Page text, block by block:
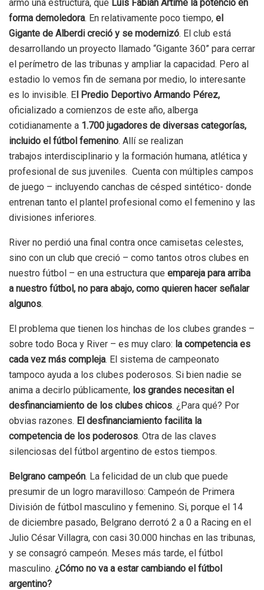
armó una estructura, que Luis Fabián Artime la potenció en
forma demoledora. En relativamente poco tiempo, el
Gigante de Alberdi creció y se modernizó. El club está
desarrollando un proyecto llamado “Gigante 360” para cerrar
el perímetro de las tribunas y ampliar la capacidad. Pero al
estadio lo vemos fin de semana por medio, lo interesante
es lo invisible. El Predio Deportivo Armando Pérez,
oficializado a comienzos de este año, alberga
cotidianamente a 1.700 jugadores de diversas categorías,
incluido el fútbol femenino. Allí se realizan
trabajos interdisciplinario y la formación humana, atlética y
profesional de sus juveniles. Cuenta con múltiples campos
de juego – incluyendo canchas de césped sintético- donde
entrenan tanto el plantel profesional como el femenino y las
divisiones inferiores.
River no perdió una final contra once camisetas celestes,
sino con un club que creció – como tantos otros clubes en
nuestro fútbol – en una estructura que empareja para arriba
a nuestro fútbol, no para abajo, como quieren hacer señalar
algunos.
El problema que tienen los hinchas de los clubes grandes –
sobre todo Boca y River – es muy claro: la competencia es
cada vez más compleja. El sistema de campeonato
tampoco ayuda a los clubes poderosos. Si bien nadie se
anima a decirlo públicamente, los grandes necesitan el
desfinanciamiento de los clubes chicos. ¿Para qué? Por
obvias razones. El desfinanciamiento facilita la
competencia de los poderosos. Otra de las claves
silenciosas del fútbol argentino de estos tiempos.
Belgrano campeón. La felicidad de un club que puede
presumir de un logro maravilloso: Campeón de Primera
División de fútbol masculino y femenino. Si, porque el 14
de diciembre pasado, Belgrano derrotó 2 a 0 a Racing en el
Julio César Villagra, con casi 30.000 hinchas en las tribunas,
y se consagró campeón. Meses más tarde, el fútbol
masculino. ¿Cómo no va a estar cambiando el fútbol
argentino?